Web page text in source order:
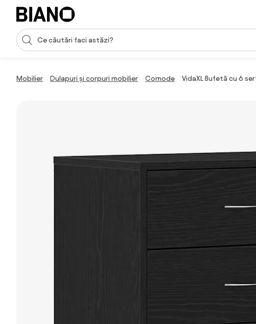
Sari peste navigare, accesează conținutul
Introducerea căutării
Mobilier Dulapuri și corpuri mobilier Comode VidaXL Bufetă cu 6